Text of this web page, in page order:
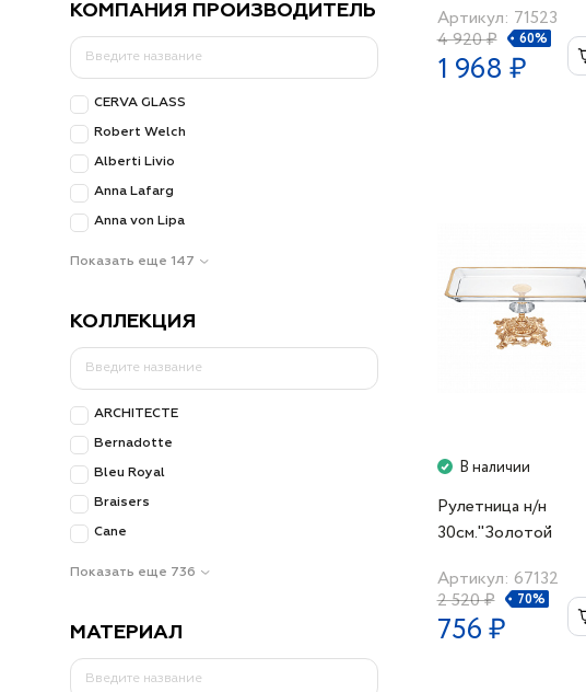
КОМПАНИЯ ПРОИЗВОДИТЕЛЬ
CERVA GLASS
Robert Welch
Alberti Livio
Anna Lafarg
Anna von Lipa
Показать еще 147
КОЛЛЕКЦИЯ
ARCHITECTE
Bernadotte
Bleu Royal
Braisers
Cane
Показать еще 736
МАТЕРИАЛ
Артикул: 71523
4 920 ₽
60%
1 968 ₽
В наличии
Рулетница н/н
30см."Золотой
Артикул: 67132
2 520 ₽
70%
756 ₽